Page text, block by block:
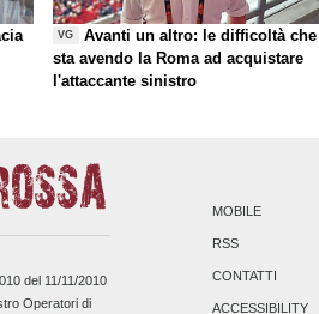
VG
Avanti un altro: le difficoltà che
sta avendo la Roma ad acquistare
l'attaccante sinistro
del 11/11/2010
Operatori di
MOBILE
RSS
CONTATTI
ACCESSIBILITY